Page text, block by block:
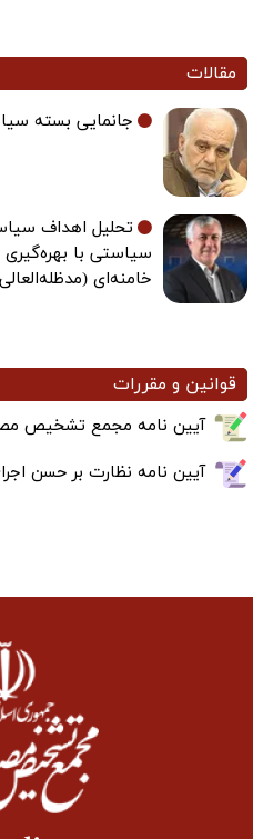
مقالات
جانمایی بسته
تحلیل اهداف
سیاستی با بهره‌گیری
خامنه‌ای
قوانین و مقررات
آیین نامه مجمع تشخیص
آیین نامه نظارت بر حسن